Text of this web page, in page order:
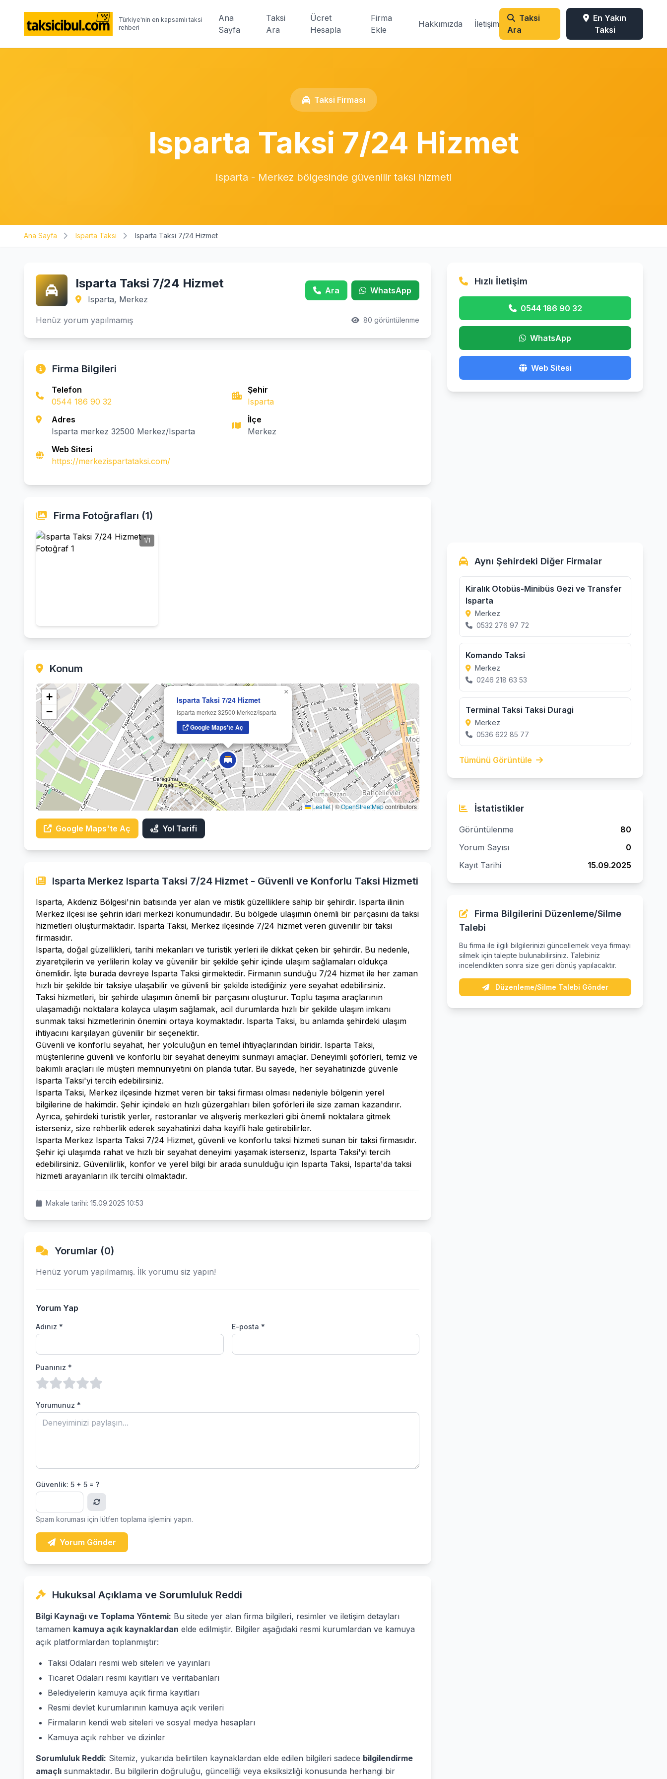
Türkiye'nin en kapsamlı taksi
rehberi
Ana
Sayfa
Taksi
Ara
Ücret
Hesapla
Firma
Ekle
Hakkımızda İletişim
Taksi
Ara
En Yakın
Taksi
Taksi Firması
Isparta Taksi 7/24 Hizmet
Isparta - Merkez bölgesinde güvenilir taksi hizmeti
Ana Sayfa Isparta Taksi Isparta Taksi 7/24 Hizmet
Isparta Taksi 7/24 Hizmet
Isparta, Merkez
Ara WhatsApp
Henüz yorum yapılmamış 80 görüntülenme
Firma Bilgileri
Telefon
0544 186 90 32
Adres
Isparta merkez 32500 Merkez/Isparta
Web Sitesi
https://merkezispartataksi.com/
Şehir
Isparta
İlçe
Merkez
Firma Fotoğrafları (1)
1/1
Konum
Isparta Taksi 7/24 Hizmet
Isparta merkez 32500 Merkez/Isparta
Google Maps'te Aç
×
+
−
Leaflet | ©OpenStreetMapcontributors
Google Maps'te Aç Yol Tarifi
Isparta Merkez Isparta Taksi 7/24 Hizmet - Güvenli ve Konforlu Taksi Hizmeti
Isparta, Akdeniz Bölgesi'nin batısında yer alan ve mistik güzelliklere sahip bir şehirdir. Isparta ilinin
Merkez ilçesi ise şehrin idari merkezi konumundadır. Bu bölgede ulaşımın önemli bir parçasını da taksi
hizmetleri oluşturmaktadır. Isparta Taksi, Merkez ilçesinde 7/24 hizmet veren güvenilir bir taksi
firmasıdır.
Isparta, doğal güzellikleri, tarihi mekanları ve turistik yerleri ile dikkat çeken bir şehirdir. Bu nedenle,
ziyaretçilerin ve yerlilerin kolay ve güvenilir bir şekilde şehir içinde ulaşım sağlamaları oldukça
önemlidir. İşte burada devreye Isparta Taksi girmektedir. Firmanın sunduğu 7/24 hizmet ile her zaman
hızlı bir şekilde bir taksiye ulaşabilir ve güvenli bir şekilde istediğiniz yere seyahat edebilirsiniz.
Taksi hizmetleri, bir şehirde ulaşımın önemli bir parçasını oluşturur. Toplu taşıma araçlarının
ulaşamadığı noktalara kolayca ulaşım sağlamak, acil durumlarda hızlı bir şekilde ulaşım imkanı
sunmak taksi hizmetlerinin önemini ortaya koymaktadır. Isparta Taksi, bu anlamda şehirdeki ulaşım
ihtiyacını karşılayan güvenilir bir seçenektir.
Güvenli ve konforlu seyahat, her yolculuğun en temel ihtiyaçlarından biridir. Isparta Taksi,
müşterilerine güvenli ve konforlu bir seyahat deneyimi sunmayı amaçlar. Deneyimli şoförleri, temiz ve
bakımlı araçları ile müşteri memnuniyetini ön planda tutar. Bu sayede, her seyahatinizde güvenle
Isparta Taksi'yi tercih edebilirsiniz.
Isparta Taksi, Merkez ilçesinde hizmet veren bir taksi firması olması nedeniyle bölgenin yerel
bilgilerine de hakimdir. Şehir içindeki en hızlı güzergahları bilen şoförleri ile size zaman kazandırır.
Ayrıca, şehirdeki turistik yerler, restoranlar ve alışveriş merkezleri gibi önemli noktalara gitmek
isterseniz, size rehberlik ederek seyahatinizi daha keyifli hale getirebilirler.
Isparta Merkez Isparta Taksi 7/24 Hizmet, güvenli ve konforlu taksi hizmeti sunan bir taksi firmasıdır.
Şehir içi ulaşımda rahat ve hızlı bir seyahat deneyimi yaşamak isterseniz, Isparta Taksi'yi tercih
edebilirsiniz. Güvenilirlik, konfor ve yerel bilgi bir arada sunulduğu için Isparta Taksi, Isparta'da taksi
hizmeti arayanların ilk tercihi olmaktadır.
Makale tarihi: 15.09.2025 10:53
Yorumlar (0)
Henüz yorum yapılmamış. İlk yorumu siz yapın!
Yorum Yap
Adınız * E-posta *
Puanınız *
Yorumunuz *
Güvenlik: 5 + 5 = ?
Spam koruması için lütfen toplama işlemini yapın.
Yorum Gönder
Hukuksal Açıklama ve Sorumluluk Reddi
Bilgi Kaynağı ve Toplama Yöntemi: Bu sitede yer alan firma bilgileri, resimler ve iletişim detayları
tamamen kamuya açık kaynaklardan elde edilmiştir. Bilgiler aşağıdaki resmi kurumlardan ve kamuya
açık platformlardan toplanmıştır:
Taksi Odaları resmi web siteleri ve yayınları
Ticaret Odaları resmi kayıtları ve veritabanları
Belediyelerin kamuya açık firma kayıtları
Resmi devlet kurumlarının kamuya açık verileri
Firmaların kendi web siteleri ve sosyal medya hesapları
Kamuya açık rehber ve dizinler
Sorumluluk Reddi: Sitemiz, yukarıda belirtilen kaynaklardan elde edilen bilgileri sadece bilgilendirme
amaçlı sunmaktadır. Bu bilgilerin doğruluğu, güncelliği veya eksiksizliği konusunda herhangi bir
Hızlı İletişim
0544 186 90 32
WhatsApp
Web Sitesi
Aynı Şehirdeki Diğer Firmalar
Kiralık Otobüs-Minibüs Gezi ve Transfer
Isparta
Merkez
0532 276 97 72
Komando Taksi
Merkez
0246 218 63 53
Terminal Taksi Taksi Duragi
Merkez
0536 622 85 77
Tümünü Görüntüle
İstatistikler
Görüntülenme
80
Yorum Sayısı
0
Kayıt Tarihi
15.09.2025
Firma Bilgilerini Düzenleme/Silme
Talebi
Bu firma ile ilgili bilgilerinizi güncellemek veya firmayı
silmek için talepte bulunabilirsiniz. Talebiniz
incelendikten sonra size geri dönüş yapılacaktır.
Düzenleme/Silme Talebi Gönder